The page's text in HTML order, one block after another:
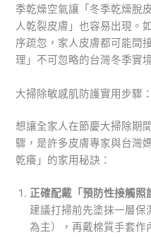
季乾燥空氣讓「冬季乾燥脫
人乾裂皮膚」也容易出現。
序疏忽，家人皮膚都可能間
理」不可忽略的台灣冬季實
大掃除敏感肌防護實用步驟
想讓全家人在節慶大掃除期
驟，是許多皮膚專家與台灣
乾癢」的家用秘訣：
正確配戴「預防性接觸照
建議打掃前先塗抹一層保
為主），再戴棉質手套作